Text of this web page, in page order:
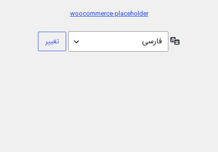
woocommerce-placeholder
زبان